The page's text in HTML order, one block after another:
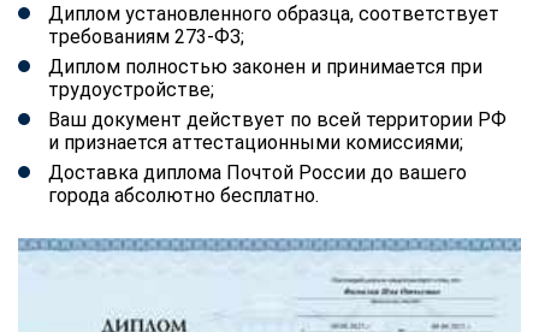
Диплом установленного образца, соответствует
требованиям 273-ФЗ;
Диплом полностью законен и принимается при
трудоустройстве;
Ваш документ действует по всей территории РФ
и признается аттестационными комиссиями;
Доставка диплома Почтой России до вашего
города абсолютно бесплатно.